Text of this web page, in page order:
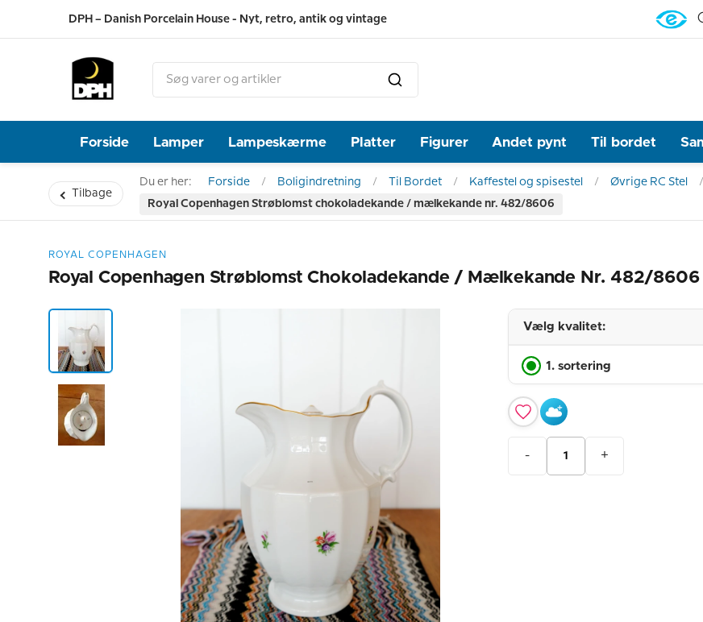
DPH – Danish Porcelain House - Nyt, retro, antik og vintage
Forside Lamper Lampeskærme Platter Figurer Andet pynt Til bordet
Tilbage
Du er her: Forside Boligindretning Til Bordet Kaffestel og spisestel
Øvrige RC Stel
Royal Copenhagen Strøblomst chokoladekande / mælkekande nr. 482/8606
ROYAL COPENHAGEN
Royal Copenhagen Strøblomst Chokoladekande / Mælkekande Nr. 482/8606
Vælg kvalitet:
1. sortering
- +